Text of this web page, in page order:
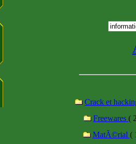
Crack et
Freewares (
MatÃ©rial (